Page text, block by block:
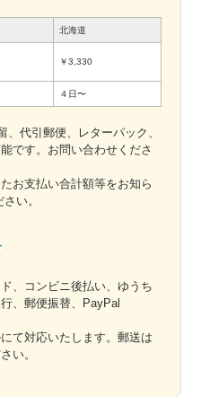
北海道
￥3,330
４日〜
代引郵便、レターパック、
です。お問い合わせくださ
お支払い合計額等をお知ら
い。
、コンビニ後払い、ゆうち
、郵便振替、PayPal
て対応いたします。郵送は
い。